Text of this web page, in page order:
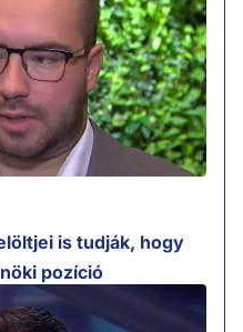
is tudják, hogy
pozíció